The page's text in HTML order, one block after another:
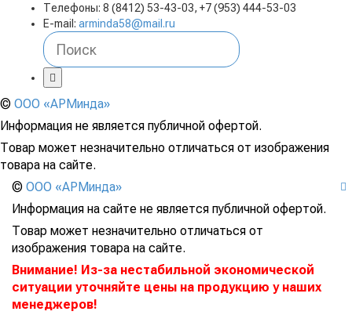
Телефоны: 8 (8412) 53-43-03, +7 (953) 444-53-03
E-mail: arminda58@mail.ru
© ООО «АРМинда»
Информация не является публичной офертой.
Товар может незначительно отличаться от изображения
товара на сайте.
© ООО «АРМинда»
Информация на сайте не является публичной офертой.
Товар может незначительно отличаться от
изображения товара на сайте.
Внимание! Из-за нестабильной экономической
ситуации уточняйте цены на продукцию у наших
менеджеров!